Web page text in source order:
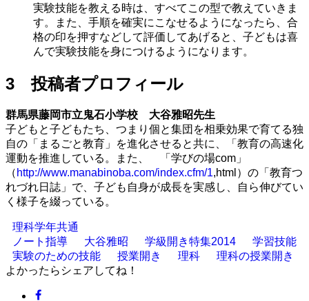
実験技能を教える時は、すべてこの型で教えていきま
す。また、手順を確実にこなせるようになったら、合
格の印を押すなどして評価してあげると、子どもは喜
んで実験技能を身につけるようになります。
3 投稿者プロフィール
群馬県藤岡市立鬼石小学校 大谷雅昭先生
子どもと子どもたち、つまり個と集団を相乗効果で育てる独
自の「まるごと教育」を進化させると共に、「教育の高速化
運動を推進している。また、 「学びの場com」
（ http://www.manabinoba.com/index.cfm/1,html）の「教育つ
れづれ日誌」で、子ども自身が成長を実感し、自ら伸びてい
く様子を綴っている。
理科学年共通
ノート指導
大谷雅昭 学級開き特集2014
学習技能
実験のための技能
授業開き 理科
理科の授業開き
よかったらシェアしてね！